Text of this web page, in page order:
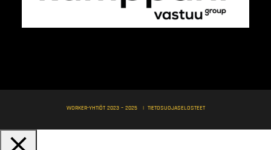
WORKER-YHTIÖT 2023 – 2025 | TIETOSUOJASELOSTEET